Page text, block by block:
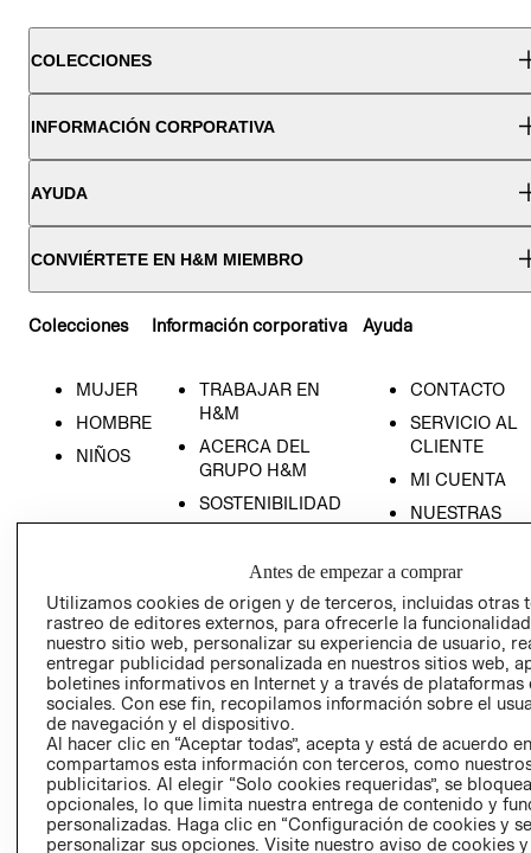
COLECCIONES
INFORMACIÓN CORPORATIVA
AYUDA
CONVIÉRTETE EN H&M MIEMBRO
Colecciones
MUJER
HOMBRE
NIÑOS
Información corporativa
TRABAJAR EN
H&M
ACERCA DEL
GRUPO H&M
SOSTENIBILIDAD
RELACIÓN CON
INVERSONISTAS
POLÍTICA
EMPRESARIAL
Ayuda
CONTACTO
SERVICIO AL
CLIENTE
MI CUENTA
NUESTRAS
TÉRMINOS Y
CONDICIONES
AVISO DE
PRIVACIDAD
GIFT CARD
AVISO DE
COOKIES
LIBRO DE
RECIÉN NACIDO
NOVEDADES
Antes de empezar a comprar
Utilizamos cookies de origen y de terceros, incluidas otras
rastreo de editores externos, para ofrecerle la
nuestro sitio web, personalizar su experiencia de usuario,
entregar publicidad personalizada en nuestros sitios web,
boletines informativos en Internet y a través de plataformas
sociales. Con ese fin, recopilamos información sobre el
de navegación y el dispositivo.
Al hacer clic en “Aceptar todas”, acepta y está de acuerdo
compartamos esta información con terceros, como
publicitarios. Al elegir “Solo cookies requeridas”, se
opcionales, lo que limita nuestra entrega de contenido y
personalizadas. Haga clic en “Configuración de cookies y
personalizar sus opciones. Visite nuestro aviso de cookies